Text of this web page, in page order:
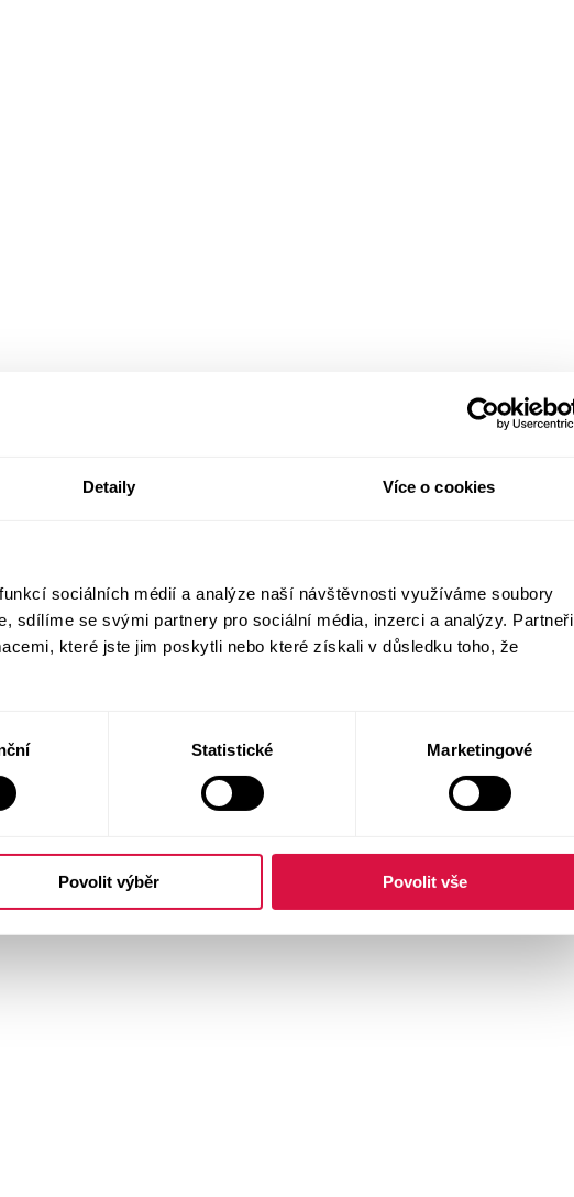
Detaily Více o cookies
sociálních médií a analýze naší návštěvnosti využíváme soubory
sdílíme se svými partnery pro sociální média, inzerci a analýzy. Partneři
které jste jim poskytli nebo které získali v důsledku toho, že
Statistické Marketingové
Povolit výběr Povolit vše